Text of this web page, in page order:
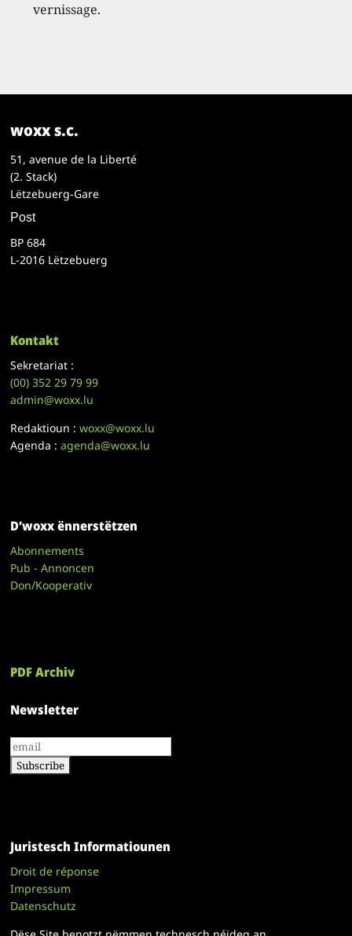
vernissage.
woxx s.c.
51, avenue de la Liberté
(2. Stack)
Lëtzebuerg-Gare
Post
BP 684
L-2016 Lëtzebuerg
Kontakt
Sekretariat :
(00)352 29 79 99
admin@woxx.lu
Redaktioun :woxx@woxx.lu
Agenda :agenda@woxx.lu
D’woxx ënnerstëtzen
Abonnements
Pub - Annoncen
Don/Kooperativ
PDF Archiv
Newsletter
Juristesch Informatiounen
Droit de réponse
Impressum
Datenschutz